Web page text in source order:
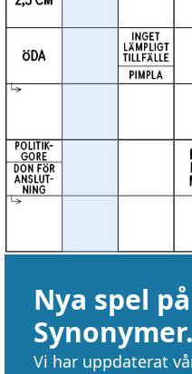
Nya spel på
Vi har uppdaterat